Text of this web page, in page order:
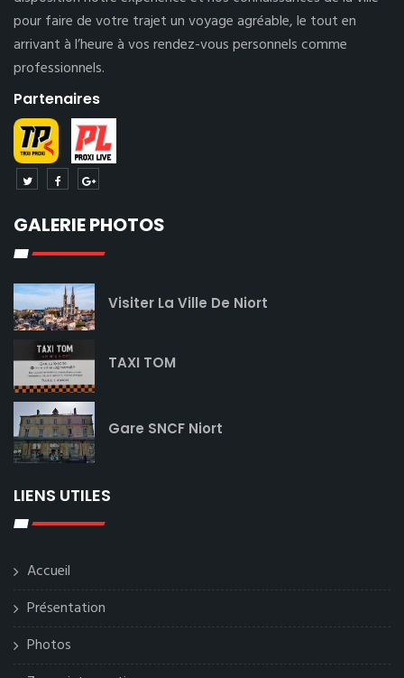
pour faire de votre trajet un voyage agréable, le tout en
arrivant à l’heure à vos rendez-vous personnels comme
professionnels.
Partenaires
GALERIE PHOTOS
Visiter La Ville De Niort
TAXI TOM
Gare SNCF Niort
LIENS UTILES
Accueil
Présentation
Photos